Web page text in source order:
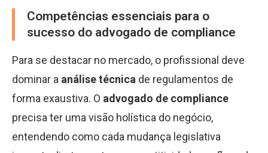
Competências essenciais para o
sucesso do advogado de compliance
Para se destacar no mercado, o profissional deve
dominar a análise técnica de regulamentos de
forma exaustiva. O advogado de compliance
precisa ter uma visão holística do negócio,
entendendo como cada mudança legislativa